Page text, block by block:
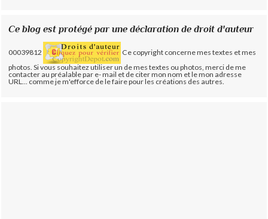
Ce blog est protégé par une déclaration de droit d'auteur
00039812
Ce copyright concerne mes textes et mes
photos. Si vous souhaitez utiliser un de mes textes ou photos, merci de me
contacter au préalable par e- mail et de citer mon nom et le mon adresse
URL... comme je m'efforce de le faire pour les créations des autres.